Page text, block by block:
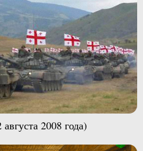
2008 года)